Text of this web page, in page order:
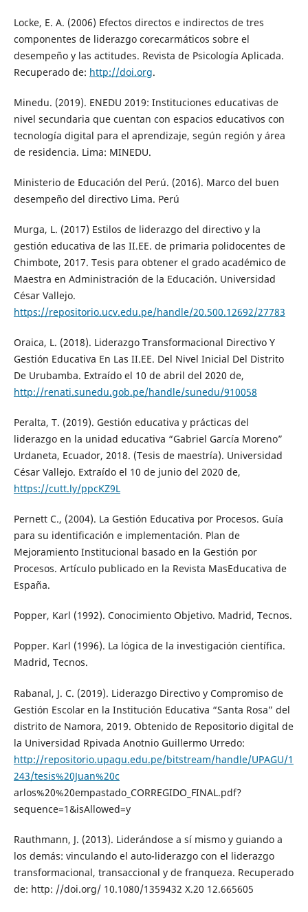
Locke, E. A. (2006) Efectos directos e indirectos de tres
componentes de liderazgo corecarmáticos sobre el
desempeño y las actitudes. Revista de Psicología Aplicada.
Recuperado de: http://doi.org.
Minedu. (2019). ENEDU 2019: Instituciones educativas de
nivel secundaria que cuentan con espacios educativos con
tecnología digital para el aprendizaje, según región y área
de residencia. Lima: MINEDU.
Ministerio de Educación del Perú. (2016). Marco del buen
desempeño del directivo Lima. Perú
Murga, L. (2017) Estilos de liderazgo del directivo y la
gestión educativa de las II.EE. de primaria polidocentes de
Chimbote, 2017. Tesis para obtener el grado académico de
Maestra en Administración de la Educación. Universidad
César Vallejo.
https://repositorio.ucv.edu.pe/handle/20.500.12692/27783
Oraica, L. (2018). Liderazgo Transformacional Directivo Y
Gestión Educativa En Las II.EE. Del Nivel Inicial Del Distrito
De Urubamba. Extraído el 10 de abril del 2020 de,
http://renati.sunedu.gob.pe/handle/sunedu/910058
Peralta, T. (2019). Gestión educativa y prácticas del
liderazgo en la unidad educativa “Gabriel García Moreno”
Urdaneta, Ecuador, 2018. (Tesis de maestría). Universidad
César Vallejo. Extraído el 10 de junio del 2020 de,
https://cutt.ly/ppcKZ9L
Pernett C., (2004). La Gestión Educativa por Procesos. Guía
para su identificación e implementación. Plan de
Mejoramiento Institucional basado en la Gestión por
Procesos. Artículo publicado en la Revista MasEducativa de
España.
Popper, Karl (1992). Conocimiento Objetivo. Madrid, Tecnos.
Popper. Karl (1996). La lógica de la investigación científica.
Madrid, Tecnos.
Rabanal, J. C. (2019). Liderazgo Directivo y Compromiso de
Gestión Escolar en la Institución Educativa “Santa Rosa” del
distrito de Namora, 2019. Obtenido de Repositorio digital de
la Universidad Rpivada Anotnio Guillermo Urredo:
http://repositorio.upagu.edu.pe/bitstream/handle/UPAGU/1
243/tesis%20Juan%20c
arlos%20%20empastado_CORREGIDO_FINAL.pdf?
sequence=1&isAllowed=y
Rauthmann, J. (2013). Liderándose a sí mismo y guiando a
los demás: vinculando el auto-liderazgo con el liderazgo
transformacional, transaccional y de franqueza. Recuperado
de: http: //doi.org/ 10.1080/1359432 X.20 12.665605